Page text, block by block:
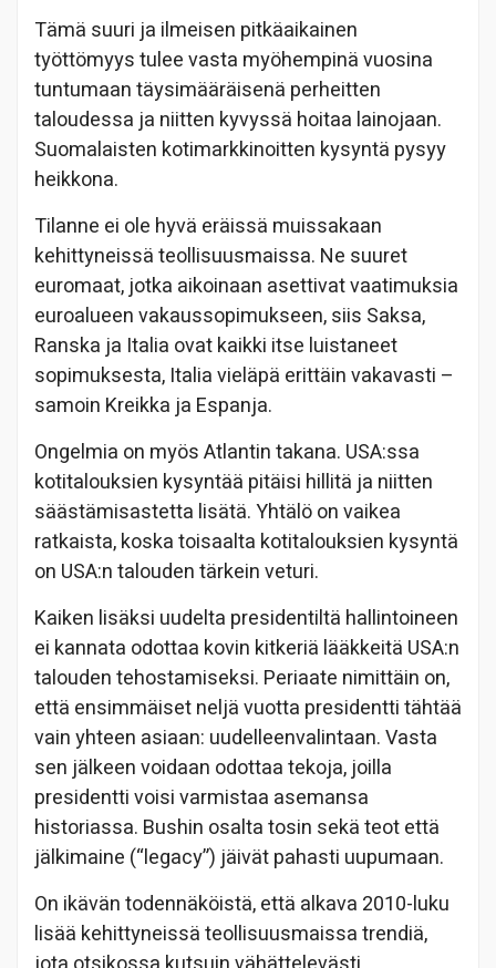
Tämä suuri ja ilmeisen pitkäaikainen
työttömyys tulee vasta myöhempinä vuosina
tuntumaan täysimääräisenä perheitten
taloudessa ja niitten kyvyssä hoitaa lainojaan.
Suomalaisten kotimarkkinoitten kysyntä pysyy
heikkona.
Tilanne ei ole hyvä eräissä muissakaan
kehittyneissä teollisuusmaissa. Ne suuret
euromaat, jotka aikoinaan asettivat vaatimuksia
euroalueen vakaussopimukseen, siis Saksa,
Ranska ja Italia ovat kaikki itse luistaneet
sopimuksesta, Italia vieläpä erittäin vakavasti –
samoin Kreikka ja Espanja.
Ongelmia on myös Atlantin takana. USA:ssa
kotitalouksien kysyntää pitäisi hillitä ja niitten
säästämisastetta lisätä. Yhtälö on vaikea
ratkaista, koska toisaalta kotitalouksien kysyntä
on USA:n talouden tärkein veturi.
Kaiken lisäksi uudelta presidentiltä hallintoineen
ei kannata odottaa kovin kitkeriä lääkkeitä USA:n
talouden tehostamiseksi. Periaate nimittäin on,
että ensimmäiset neljä vuotta presidentti tähtää
vain yhteen asiaan: uudelleenvalintaan. Vasta
sen jälkeen voidaan odottaa tekoja, joilla
presidentti voisi varmistaa asemansa
historiassa. Bushin osalta tosin sekä teot että
jälkimaine (“legacy”) jäivät pahasti uupumaan.
On ikävän todennäköistä, että alkava 2010-luku
lisää kehittyneissä teollisuusmaissa trendiä,